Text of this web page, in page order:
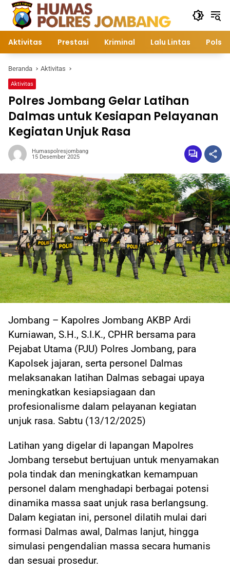
Langsung
konten
Aktivitas Prestasi Kriminal Lalu Lintas
Beranda Aktivitas
Aktivitas
Polres Jombang Gelar Latihan
Dalmas untuk Kesiapan Pelayanan
Kegiatan Unjuk Rasa
Humaspolresjombang
15 Desember 2025
Jombang – Kapolres Jombang AKBP Ardi
Kurniawan, S.H., S.I.K., CPHR bersama para
Pejabat Utama (PJU) Polres Jombang, para
Kapolsek jajaran, serta personel Dalmas
melaksanakan latihan Dalmas sebagai upaya
meningkatkan kesiapsiagaan dan
profesionalisme dalam pelayanan kegiatan
unjuk rasa. Sabtu (13/12/2025)
Latihan yang digelar di lapangan Mapolres
Jombang tersebut bertujuan untuk menyamakan
pola tindak dan meningkatkan kemampuan
personel dalam menghadapi berbagai potensi
dinamika massa saat unjuk rasa berlangsung.
Dalam kegiatan ini, personel dilatih mulai dari
formasi Dalmas awal, Dalmas lanjut, hingga
simulasi pengendalian massa secara humanis
dan sesuai prosedur.